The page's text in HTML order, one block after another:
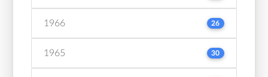
1966 26
1965 30